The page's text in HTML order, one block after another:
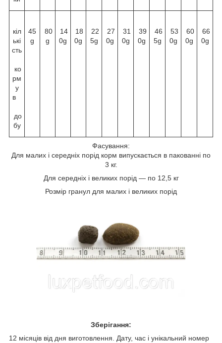
кіл
ькі
сть
ко
рм
у
в
до
бу
45
g
80
g
14
0g
18
0g
22
5g
27
0g
31
0g
39
0g
46
5g
53
0g
60
0g
66
0g
Фасування:
Для малих і середніх порід корм випускається в пакованні по
3 кг.
Для середніх і великих порід — по 12,5 кг
Розмір гранул для малих і великих порід
Зберігання:
12 місяців від дня виготовлення. Дату, час і унікальний номер